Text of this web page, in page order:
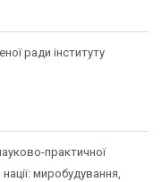
ради інституту
практичної
миробудування,